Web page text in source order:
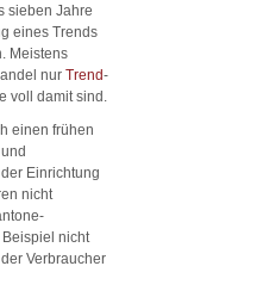
sieben Jahre
eines Trends
Meistens
nur Trend-
voll damit sind.
einen frühen
Einrichtung
nicht
nicht
Verbraucher